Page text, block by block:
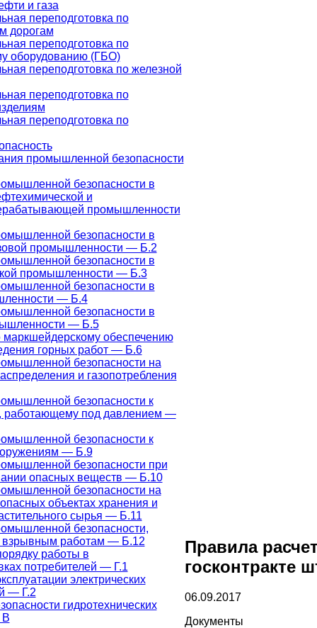
и газа
переподготовка по
дорогам
переподготовка по
оборудованию (ГБО)
переподготовка по железной
переподготовка по
переподготовка по
промышленной безопасности
безопасности в
и
промышленности
безопасности в
промышленности — Б.2
безопасности в
промышленности — Б.3
безопасности в
— Б.4
безопасности в
— Б.5
маркшейдерскому обеспечению
горных работ — Б.6
безопасности на
и газопотребления
безопасности к
работающему под давлением —
безопасности к
— Б.9
безопасности при
опасных веществ — Б.10
безопасности на
объектах хранения и
сырья — Б.11
безопасности,
взрывным работам — Б.12
работы в
потребителей — Г.1
электрических
— Г.2
гидротехнических
В
Правила
госконтракте
06.09.2017
Документы